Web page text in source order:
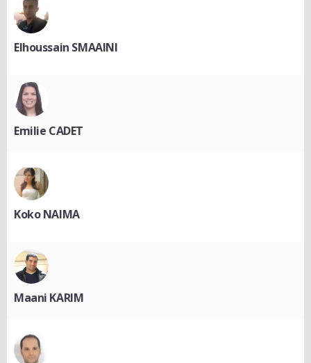
Elhoussain SMAAINI
Emilie CADET
Koko NAIMA
Maani KARIM